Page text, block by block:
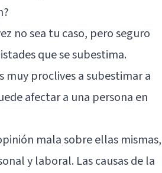
no sea tu caso, pero seguro
que se subestima.
proclives a subestimar a
afectar a una persona en
mala sobre ellas mismas,
y laboral. Las causas de la